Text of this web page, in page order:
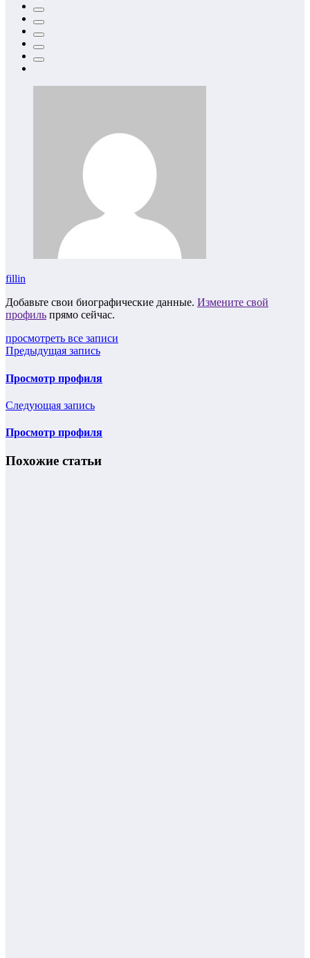
fillin
Добавьте свои биографические данные. Измените свой
профиль прямо сейчас.
просмотреть все записи
Предыдущая запись
Просмотр профиля
Следующая запись
Просмотр профиля
Похожие статьи